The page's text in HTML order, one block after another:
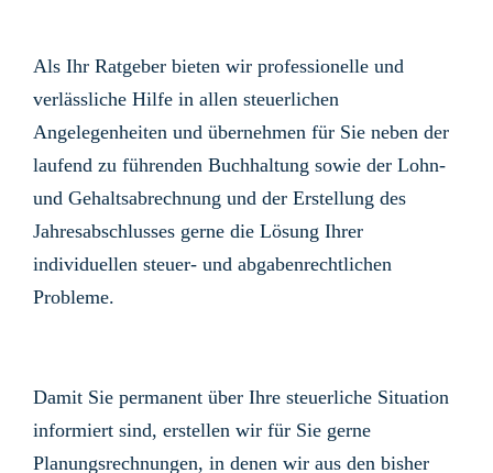
Als Ihr Ratgeber bieten wir professionelle und
verlässliche Hilfe in allen steuerlichen
Angelegenheiten und übernehmen für Sie neben der
laufend zu führenden Buchhaltung sowie der Lohn-
und Gehaltsabrechnung und der Erstellung des
Jahresabschlusses gerne die Lösung Ihrer
individuellen steuer- und abgabenrechtlichen
Probleme.
Damit Sie permanent über Ihre steuerliche Situation
informiert sind, erstellen wir für Sie gerne
Planungsrechnungen, in denen wir aus den bisher